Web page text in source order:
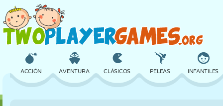
ACCIÓN AVENTURA CLÁSICOS PELEAS INFANTILES